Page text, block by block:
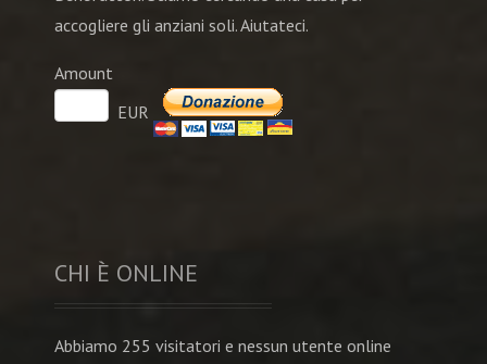
accogliere gli anziani soli. Aiutateci.
Amount
EUR
CHI È ONLINE
Abbiamo 255 visitatori e nessun utente online